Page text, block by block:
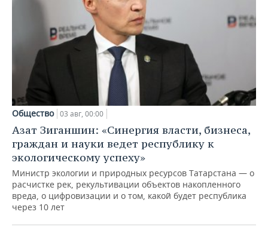
Общество 03 авг, 00:00
Азат Зиганшин: «Синергия власти, бизнеса,
граждан и науки ведет республику к
экологическому успеху»
Министр экологии и природных ресурсов Татарстана — о
расчистке рек, рекультивации объектов накопленного
вреда, о цифровизации и о том, какой будет республика
через 10 лет